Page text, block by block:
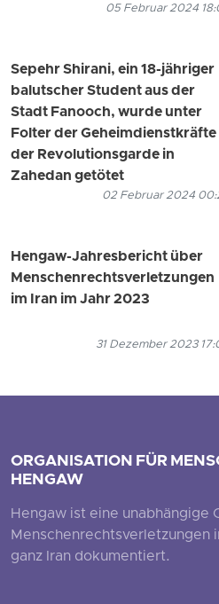
05 Februar 2024
Sepehr Shirani, ein 18-jähriger
balutscher Student aus der
Stadt Fanooch, wurde unter
Folter der Geheimdienstkräfte
der Revolutionsgarde in
Zahedan getötet
02 Februar 2024
Hengaw-Jahresbericht über
Menschenrechtsverletzungen
im Iran im Jahr 2023
31 Dezember 2023
ORGANISATION FÜR
HENGAW
Hengaw ist eine unabhängige
Menschenrechtsverletzungen
ganz Iran dokumentiert.